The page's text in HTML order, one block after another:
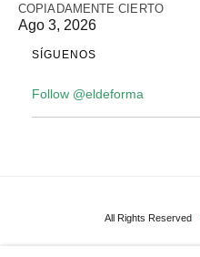
COPIADAMENTE CIERTO
Ago 3, 2026
SÍGUENOS
Follow @eldeforma
All Rights Reserved